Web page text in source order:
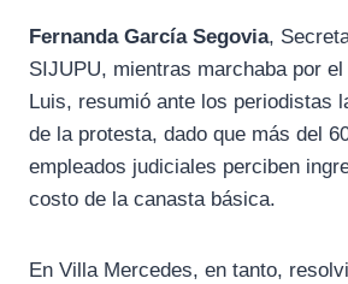
Fernanda García Segovia,
SIJUPU, mientras marchaba por
Luis, resumió ante los periodistas
de la protesta, dado que más del
empleados judiciales perciben
costo de la canasta básica.
En Villa Mercedes, en tanto,